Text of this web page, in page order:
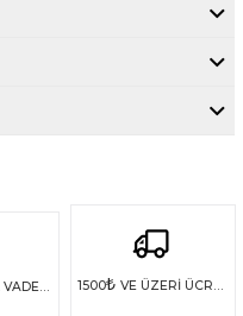
1500₺ VE ÜZERİ ÜCRETSİZ KARGO